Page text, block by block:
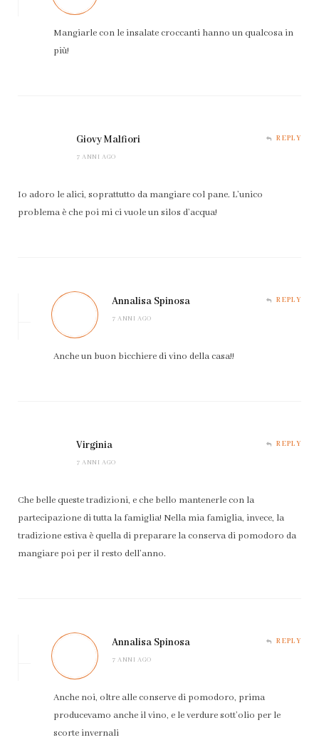
Mangiarle con le insalate croccanti hanno un qualcosa in
più!
Giovy Malfiori
7 ANNI AGO
REPLY
Io adoro le alici, soprattutto da mangiare col pane. L’unico
problema è che poi mi ci vuole un silos d’acqua!
Annalisa Spinosa
7 ANNI AGO
REPLY
Anche un buon bicchiere di vino della casa!!
Virginia
7 ANNI AGO
REPLY
Che belle queste tradizioni, e che bello mantenerle con la
partecipazione di tutta la famiglia! Nella mia famiglia, invece, la
tradizione estiva è quella di preparare la conserva di pomodoro da
mangiare poi per il resto dell’anno.
Annalisa Spinosa
7 ANNI AGO
REPLY
Anche noi, oltre alle conserve di pomodoro, prima
producevamo anche il vino, e le verdure sott’olio per le
scorte invernali